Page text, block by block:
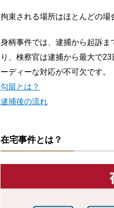
拘束される場所はほとんどの場
身柄事件では、逮捕から起訴
り、検察官は逮捕から最大で
ーディーな対応が不可欠です。
勾留とは？
逮捕後の流れ
在宅事件とは？